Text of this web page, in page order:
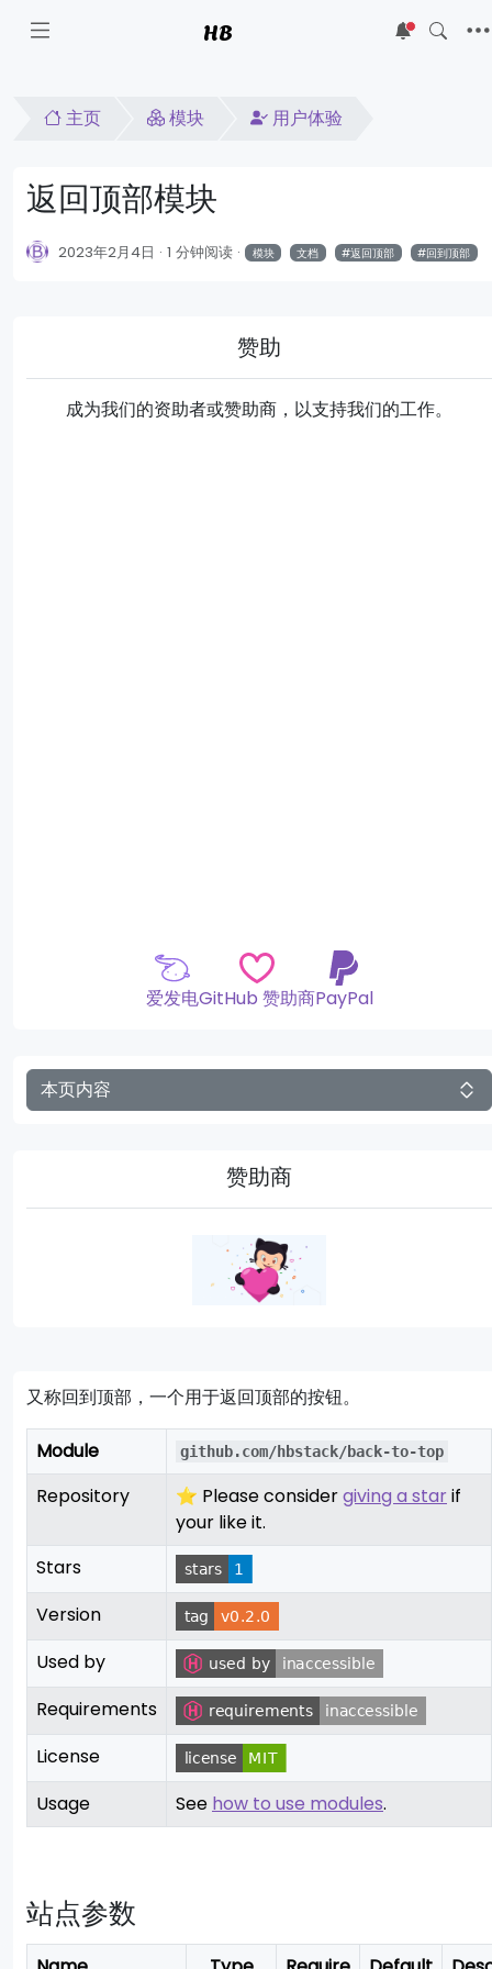
HB 5
主页 模块 用户体验
返回顶部模块
2023年2月4日 1 分钟阅读 模块 文档 返回顶部 回到顶部
赞助
成为我们的资助者或赞助商，以支持我们的工作。
爱发电GitHub 赞助商PayPal
本页内容
赞助商
又称回到顶部，一个用于返回顶部的按钮。
Module github.com/hbstack/back-to-top
Repository ⭐ Please considergiving a starif
your like it.
Stars
Version
Used by
Requirements
License
Usage
See how to use modules.
站点参数